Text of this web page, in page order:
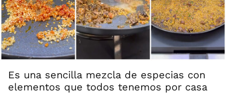
Es una sencilla mezcla de especias con
elementos que todos tenemos por casa